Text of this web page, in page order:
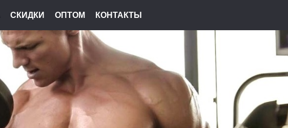
СКИДКИ ОПТОМ КОНТАКТЫ